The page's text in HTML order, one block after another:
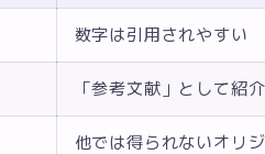
数字は引用されやすい
「参考文献」として紹
他では得られないオリ